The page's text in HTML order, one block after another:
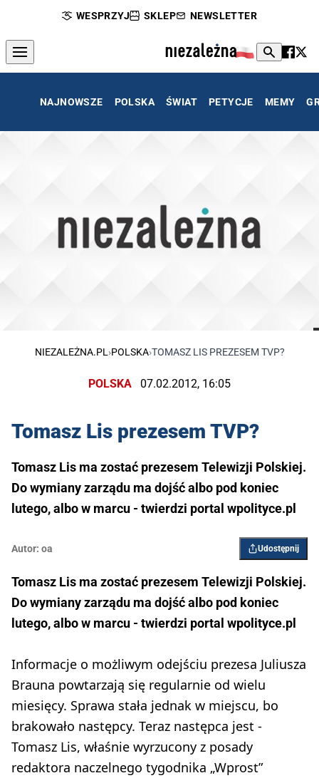
WESPRZYJ SKLEP NEWSLETTER
NAJNOWSZE POLSKA ŚWIAT PETYCJE MEMY
NIEZALEŻNA.PL ›POLSKA›TOMASZ LIS PREZESEM TVP?
POLSKA 07.02.2012, 16:05
Tomasz Lis prezesem TVP?
Tomasz Lis ma zostać prezesem Telewizji Polskiej.
Do wymiany zarządu ma dojść albo pod koniec
lutego, albo w marcu - twierdzi portal wpolityce.pl
Autor: oa Udostępnij
Tomasz Lis ma zostać prezesem Telewizji Polskiej.
Do wymiany zarządu ma dojść albo pod koniec
lutego, albo w marcu - twierdzi portal wpolityce.pl
Informacje o możliwym odejściu prezesa Juliusza
Brauna powtarzają się regularnie od wielu
miesięcy. Sprawa stała jednak w miejscu, bo
brakowało następcy. Teraz następca jest -
Tomasz Lis, właśnie wyrzucony z posady
redaktora naczelnego tygodnika „Wprost”